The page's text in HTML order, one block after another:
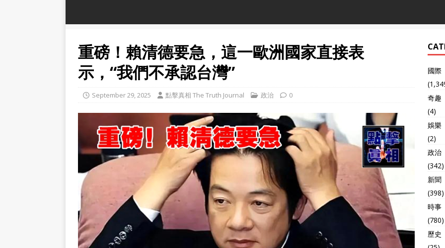
重磅！賴清德要急，這一歐洲國家直接表
示，“我們不承認台灣”
September 29, 2025 點擊真相 The Truth Journal 政治 0
國際
奇趣
(4)
娛樂
(2)
政治
(342)
新聞
(398)
時事
(780)
歷史